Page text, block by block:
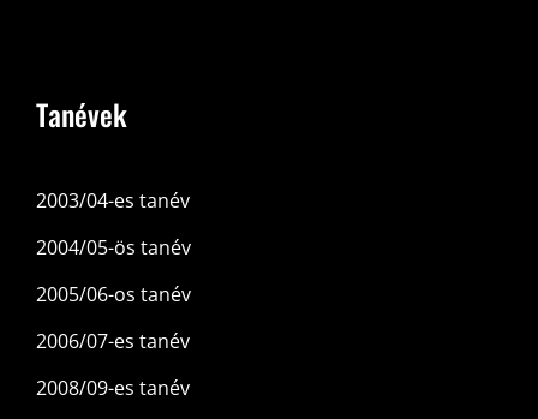
Tanévek
2003/04-es tanév
2004/05-ös tanév
2005/06-os tanév
2006/07-es tanév
2008/09-es tanév